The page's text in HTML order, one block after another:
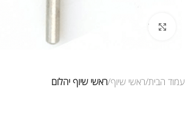
לחץ להגדלת התמונה
עמוד הבית ראשי שיוף ראשי שיוף יהלום